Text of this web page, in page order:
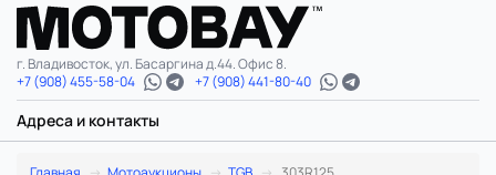
г. Владивосток, ул. Басаргина д.44. Офис 8.
+7 (908) 455-58-04
+7 (908) 441-80-40
Адреса и контакты